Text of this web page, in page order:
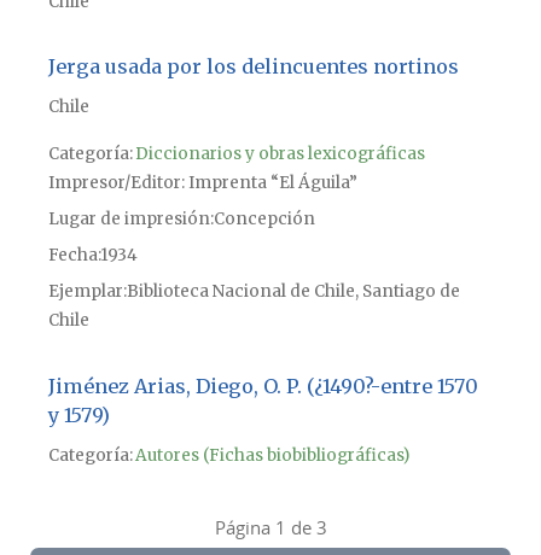
Jerga usada por los delincuentes nortinos
Chile
Categoría:Diccionarios y obras lexicográficas
Impresor/Editor Imprenta “El Águila”
Lugar de impresiónConcepción
Fecha1934
Ejemplar Biblioteca Nacional de Chile, Santiago de
Chile
Jiménez Arias, Diego, O. P. (¿1490?-entre 1570
y 1579)
Categoría:Autores (Fichas biobibliográficas)
Página 1 de 3